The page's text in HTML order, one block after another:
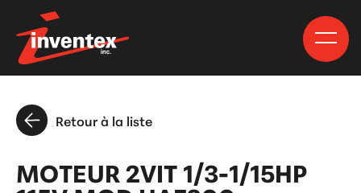
Retour à la liste
MOTEUR 2VIT 1/3-1/15HP